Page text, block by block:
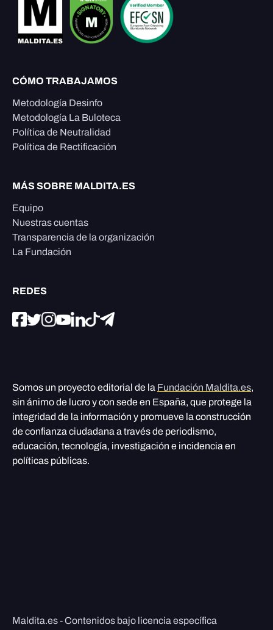
CÓMO TRABAJAMOS
Metodología Desinfo
Metodología La Buloteca
Política de Neutralidad
Política de Rectificación
MÁS SOBRE MALDITA.ES
Equipo
Nuestras cuentas
Transparencia de la organización
La Fundación
REDES
Somos un proyecto editorial de la Fundación Maldita.es,
sin ánimo de lucro y con sede en España, que protege la
integridad de la información y promueve la construcción
de confianza ciudadana a través de periodismo,
educación, tecnología, investigación e incidencia en
políticas públicas.
Maldita.es - Contenidos bajo licencia específica